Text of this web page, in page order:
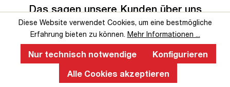
Das sagen unsere Kunden über uns
Service-Hotline
Diese Website verwendet Cookies, um eine bestmögliche
Erfahrung bieten zu können. Mehr Informationen ...
Nur technisch notwendige
Konfigurieren
Alle Cookies akzeptieren